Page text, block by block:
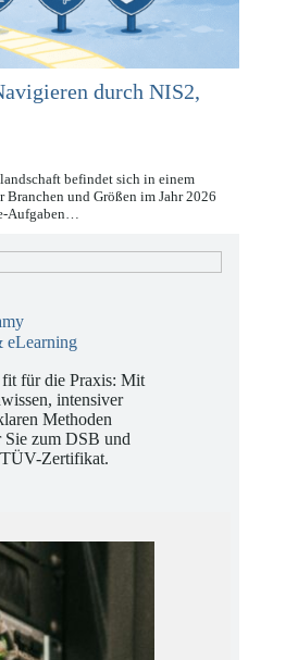
durch NIS2,
befindet sich in einem
und Größen im Jahr 2026
für die Praxis: Mit
intensiver
Methoden
zum DSB und